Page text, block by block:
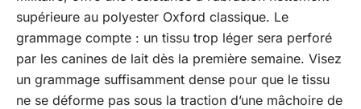
supérieure au polyester Oxford classique. Le
grammage compte : un tissu trop léger sera perforé
par les canines de lait dès la première semaine. Visez
un grammage suffisamment dense pour que le tissu
ne se déforme pas sous la traction d’une mâchoire de